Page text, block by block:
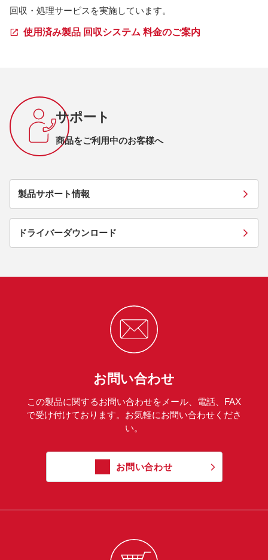
回収・処理サービスを実施しています。
使用済み製品 回収システム 料金のご案内
サポート
商品をご利用中のお客様へ
製品サポート情報
ドライバーダウンロード
お問い合わせ
この製品に関するお問い合わせをメール、電話、FAX
で受け付けております。お気軽にお問い合わせくださ
い。
お問い合わせ